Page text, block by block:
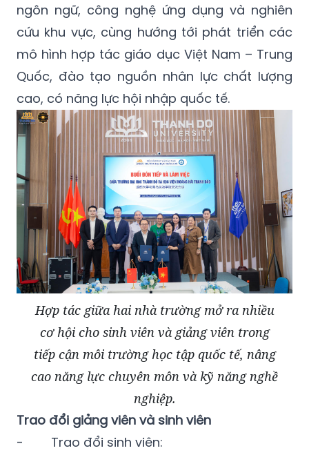
ngôn ngữ, công nghệ ứng dụng và nghiên
cứu khu vực, cùng hướng tới phát triển các
mô hình hợp tác giáo dục Việt Nam – Trung
Quốc, đào tạo nguồn nhân lực chất lượng
cao, có năng lực hội nhập quốc tế.
Hợp tác giữa hai nhà trường mở ra nhiều
cơ hội cho sinh viên và giảng viên trong
tiếp cận môi trường học tập quốc tế, nâng
cao năng lực chuyên môn và kỹ năng nghề
nghiệp.
Trao đổi giảng viên và sinh viên
- Trao đổi sinh viên: